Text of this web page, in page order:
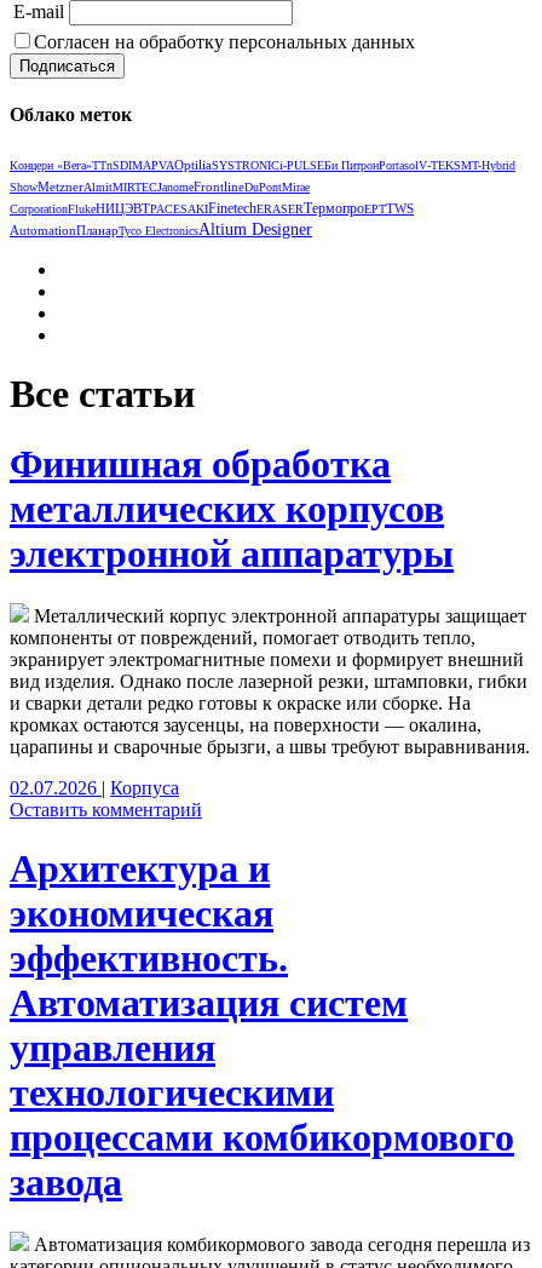
E-mail
Согласен на обработку персональных данных
Облако меток
Концерн «Вега»TTnSDIMAPVAOptiliaSYSTRONICi-PULSEБи ПитронPortasolV‑TEKSMT-Hybrid
ShowMetznerAlmitMIRTECJanomeFrontlineDuPontMirae
CorporationFlukeНИЦЭВТРАСЕSAKIFinetechERASERТермопроEPTTWS
AutomationПланарTyco ElectronicsAltium Designer
Все статьи
Финишная обработка
металлических корпусов
электронной аппаратуры
Металлический корпус электронной аппаратуры защищает
компоненты от повреждений, помогает отводить тепло,
экранирует электромагнитные помехи и формирует внешний
вид изделия. Однако после лазерной резки, штамповки, гибки
и сварки детали редко готовы к окраске или сборке. На
кромках остаются заусенцы, на поверхности — окалина,
царапины и сварочные брызги, а швы требуют выравнивания.
02.07.2026 | Корпуса
Оставить комментарий
Архитектура и
экономическая
эффективность.
Автоматизация систем
управления
технологическими
процессами комбикормового
завода
Автоматизация комбикормового завода сегодня перешла из